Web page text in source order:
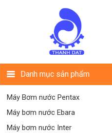
Danh mục sản phẩm
Máy Bơm nước Pentax
Máy bơm nước Ebara
Máy bơm nước Inter